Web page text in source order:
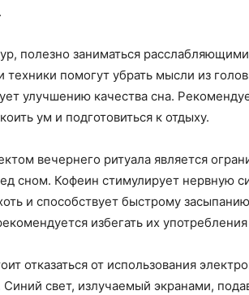
полезно заниматься
техники помогут убрать мысли из
улучшению качества сна.
ум и подготовиться к отдыху.
вечернего ритуала является
сном. Кофеин стимулирует нервную
и способствует быстрому
избегать их
отказаться от использования
свет, излучаемый экранами,